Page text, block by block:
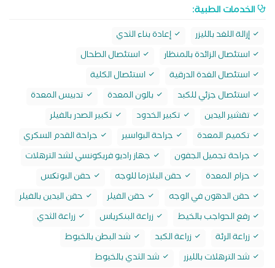
الخدمات الطبية:
إزالة اللغد بالليزر
إعادة بناء الثدي
استئصال الزائدة بالمنظار
استئصال الطحال
استئصال الغدة الدرقية
استئصال الكلية
استئصال جزئي للكبد
بالون المعدة
تدبيس المعدة
تقشير اليدين
تكبير الخدود
تكبير الصدر بالفيلر
تكميم المعدة
جراحة البواسير
جراحة القدم السكري
جراحة تجميل الجفون
جهاز راديو فريكونسي لشد الترهلات
حزام المعدة
حقن البلازما للوجه
حقن البوتکس
حقن الدهون في الوجه
حقن الفيلر
حقن اليدين بالفيلر
رفع الحواجب بالخيط
زراعة البنكرياس
زراعة الثدي
زراعة الرئة
زراعة الكبد
شد البطن بالخيوط
شد الترهلات بالليزر
شد الثدي بالخيوط